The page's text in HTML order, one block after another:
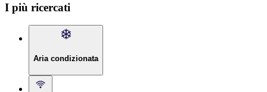
I più ricercati
Aria condizionata